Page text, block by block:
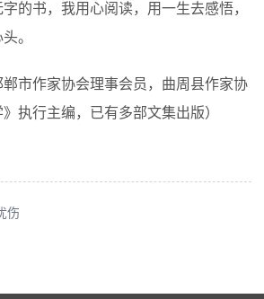
书，我用心阅读，用一生去感悟，
。
家协会理事会员，曲周县作家协
执行主编，已有多部文集出版）
伤